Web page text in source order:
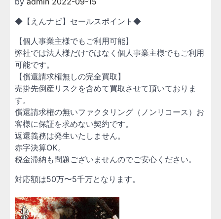
◆【えんナビ】セールスポイント◆
【個人事業主様でもご利用可能】
弊社では法人様だけではなく個人事業主様でもご利用
可能です。
【償還請求権無しの完全買取】
売掛先倒産リスクを含めて買取させて頂いておりま
す。
償還請求権の無いファクタリング（ノンリコース）お
客様に保証を求めない契約です。
返還義務は発生いたしません。
赤字決算OK。
税金滞納も問題ございませんのでご安心ください。
対応額は50万〜5千万となります。